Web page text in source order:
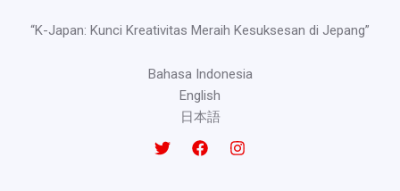
“K-Japan: Kunci Kreativitas Meraih Kesuksesan di Jepang”
Bahasa Indonesia
English
日本語